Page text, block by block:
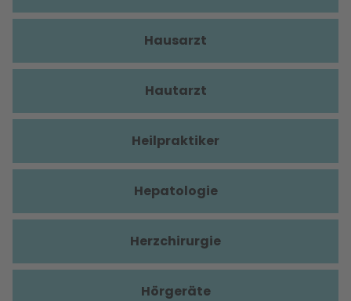
Hausarzt
Hautarzt
Heilpraktiker
Hepatologie
Herzchirurgie
Hörgeräte